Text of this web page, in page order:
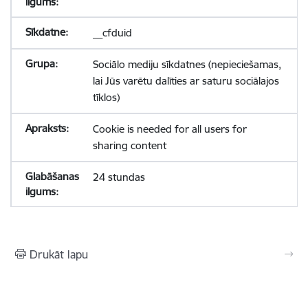
__cfduid
Sociālo mediju sīkdatnes (nepieciešamas,
lai Jūs varētu dalīties ar saturu sociālajos
tīklos)
Cookie is needed for all users for
sharing content
24 stundas
Drukāt lapu